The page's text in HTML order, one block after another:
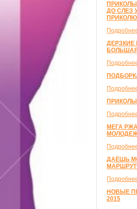
ПРИКОЛЫ
ДО СЛЕЗ
ДЕРЗКИЕ
МЕГА
ДАЁШЬ
НОВЫЕ
2015